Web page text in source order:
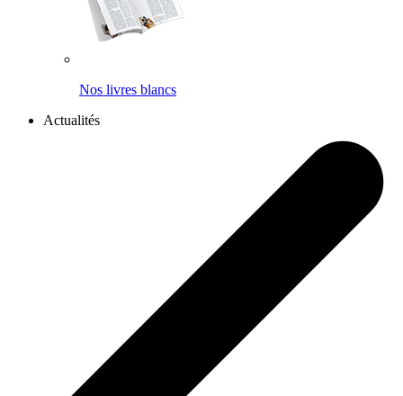
Nos livres blancs
Actualités